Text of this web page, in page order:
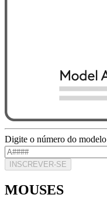
Digite o número do modelo
INSCREVER-SE
MOUSES